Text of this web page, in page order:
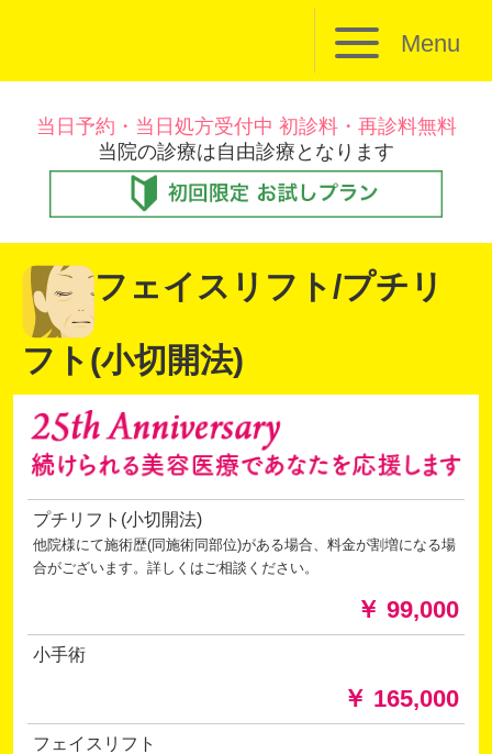
Menu
当日予約・当日処方受付中 初診料・再診料無料
当院の診療は自由診療となります
フェイスリフト/プチリ
フト(小切開法)
プチリフト(小切開法)
他院様にて施術歴(同施術同部位)がある場合、料金が割増になる場
合がございます。詳しくはご相談ください。
￥ 99,000
小手術
￥ 165,000
フェイスリフト